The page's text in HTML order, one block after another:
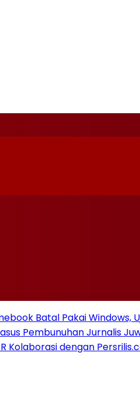
Batal Pakai Windows,
Pembunuhan Jurnalis
Kolaborasi dengan